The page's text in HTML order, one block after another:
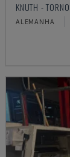
KNUTH -
ALEMANHA